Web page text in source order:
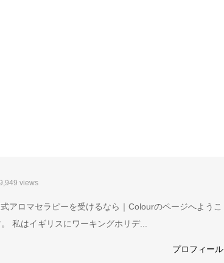
views
アロマセラピーを受けるなら｜Colourのページへようこ
私はイギリスにワーキングホリデ...
プロフィール